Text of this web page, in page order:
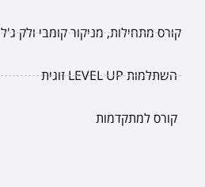
קורס מתחילות, מניקור קומבי ולק ג'ל
השתלמות LEVEL UP זוגית
קורס למתקדמות